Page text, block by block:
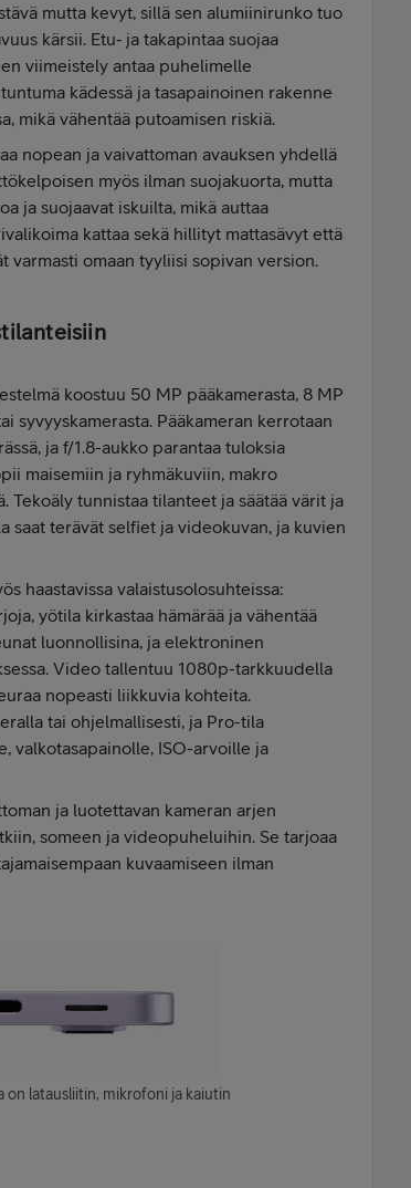
mutta kevyt, sillä sen alumiinirunko tuo
kärsii. Etu‑ ja takapintaa suojaa
viimeistely antaa puhelimelle
kädessä ja tasapainoinen rakenne
mikä vähentää putoamisen riskiä.
nopean ja vaivattoman avauksen yhdellä
myös ilman suojakuorta, mutta
ja suojaavat iskuilta, mikä auttaa
kattaa sekä hillityt mattasävyt että
omaan tyyliisi sopivan version.
koostuu 50 MP pääkamerasta, 8 MP
syvyyskamerasta. Pääkameran kerrotaan
ja f/1.8-aukko parantaa tuloksia
maisemiin ja ryhmäkuviin, makro
tunnistaa tilanteet ja säätää värit ja
saat terävät selfiet ja videokuvan, ja kuvien
haastavissa valaistusolosuhteissa:
yötila kirkastaa hämärää ja vähentää
luonnollisina, ja elektroninen
Video tallentuu 1080p-tarkkuudella
nopeasti liikkuvia kohteita.
tai ohjelmallisesti, ja Pro-tila
valkotasapainolle, ISO-arvoille ja
ja luotettavan kameran arjen
someen ja videopuheluihin. Se tarjoaa
kuvaamiseen ilman
on latausliitin, mikrofoni ja kaiutin